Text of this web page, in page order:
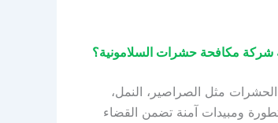
مثل الصراصير، النمل،
ومبيدات آمنة تضمن القضاء